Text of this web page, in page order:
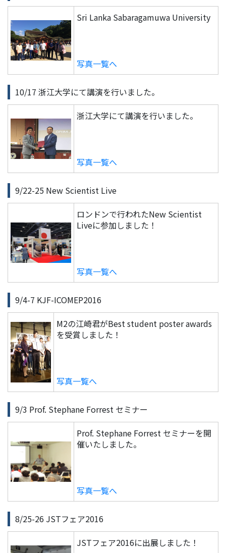
Sri Lanka Sabaragamuwa University
写真一覧へ
10/17 浙江大学にて講演を行いました。
浙江大学にて講演を行いました。
写真一覧へ
9/22-25 New Scientist Live
ロンドンで行われたNew Scientist
Liveに参加しました！
写真一覧へ
9/4-7 KJF-ICOMEP2016
M2の江崎君がBest student poster awards
を受賞しました！
写真一覧へ
9/3 Prof. Stephane Forrest セミナー
Prof. Stephane Forrest セミナーを開
催いたしました。
写真一覧へ
8/25-26 JSTフェア2016
JSTフェア2016に出展しました！